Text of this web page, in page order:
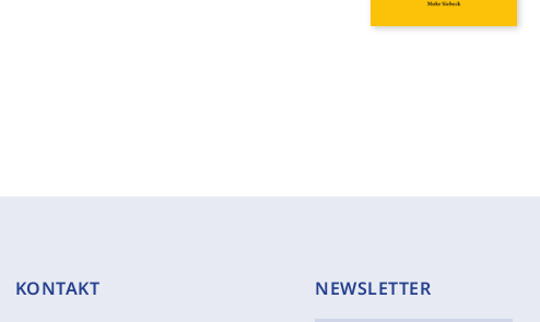
KONTAKT NEWSLETTER